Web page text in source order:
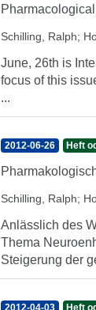
Schilling, Ralph;
June, 26th is
focus of this
...
2012-06-26 Heft
Schilling, Ralph;
Anlässlich des
Thema
Steigerung der
2012-04-03 Heft